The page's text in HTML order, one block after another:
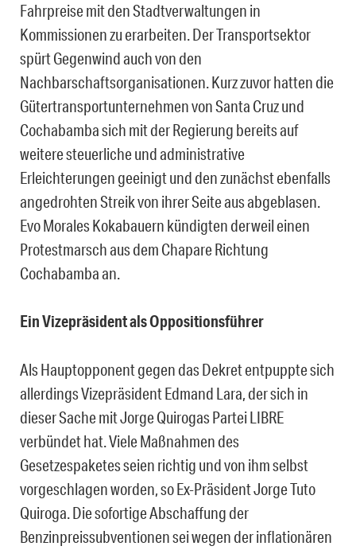
Fahrpreise mit den Stadtverwaltungen in
Kommissionen zu erarbeiten. Der Transportsektor
spürt Gegenwind auch von den
Nachbarschaftsorganisationen. Kurz zuvor hatten die
Gütertransportunternehmen von Santa Cruz und
Cochabamba sich mit der Regierung bereits auf
weitere steuerliche und administrative
Erleichterungen geeinigt und den zunächst ebenfalls
angedrohten Streik von ihrer Seite aus abgeblasen.
Evo Morales Kokabauern kündigten derweil einen
Protestmarsch aus dem Chapare Richtung
Cochabamba an.
Ein Vizepräsident als Oppositionsführer
Als Hauptopponent gegen das Dekret entpuppte sich
allerdings Vizepräsident Edmand Lara, der sich in
dieser Sache mit Jorge Quirogas Partei LIBRE
verbündet hat. Viele Maßnahmen des
Gesetzespaketes seien richtig und von ihm selbst
vorgeschlagen worden, so Ex-Präsident Jorge Tuto
Quiroga. Die sofortige Abschaffung der
Benzinpreissubventionen sei wegen der inflationären